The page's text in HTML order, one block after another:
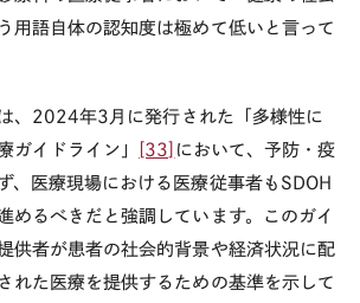
用語自体の認知度は極めて低いと言って
、 2024年3 月に発行された「多様性に
ガイドライン」
[33] において、予防・疫
、医療現場における医療従事者も SDOH
めるべきだと強調しています。このガイ
供者が患者の社会的背景や経済状況に配
れた医療を提供するための基準を示して